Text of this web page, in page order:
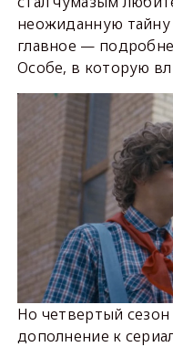
неожиданную тайну
главное —
Особе, в которую
Но четвертый
дополнение к